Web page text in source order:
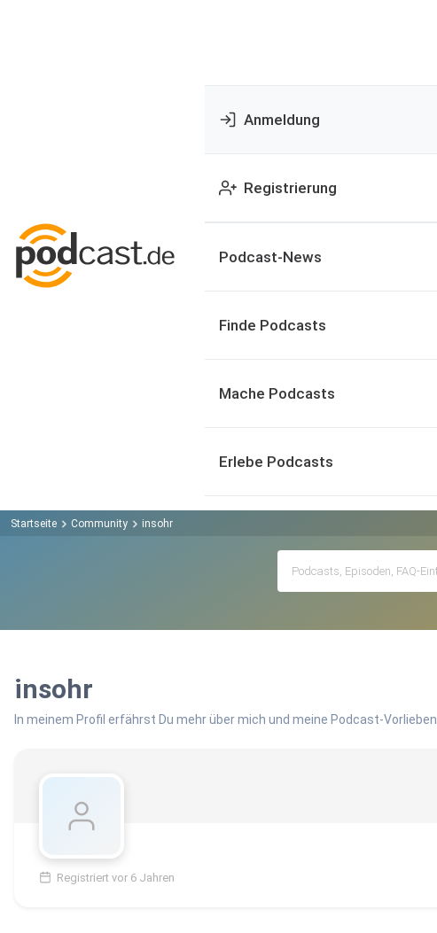
Anmeldung
Registrierung
Podcast-News
Finde Podcasts
Mache Podcasts
Erlebe Podcasts
Startseite Community insohr
insohr
In meinem Profil erfährst Du mehr über mich und meine Podcast-Vorlieben.
Registriert vor 6 Jahren